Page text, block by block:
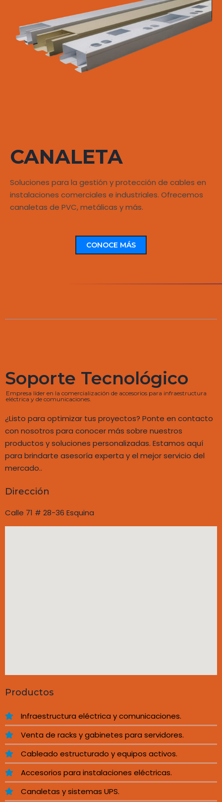
CANALETA
Soluciones para la gestión y protección de cables en
instalaciones comerciales e industriales. Ofrecemos
canaletas de PVC, metálicas y más.
CONOCE MÁS
Soporte Tecnológico
Empresa líder en la comercialización de accesorios para infraestructura
eléctrica y de comunicaciones.
¿Listo para optimizar tus proyectos? Ponte en contacto
con nosotros para conocer más sobre nuestros
productos y soluciones personalizadas. Estamos aquí
para brindarte asesoría experta y el mejor servicio del
mercado..
Dirección
Calle 71 # 28-36 Esquina
Productos
Infraestructura eléctrica y comunicaciones.
Venta de racks y gabinetes para servidores.
Cableado estructurado y equipos activos.
Accesorios para instalaciones eléctricas.
Canaletas y sistemas UPS.